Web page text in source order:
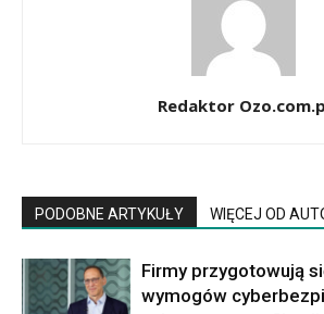
Redaktor
PODOBNE ARTYKUŁY WIĘCEJ OD
Firmy przygotowują
wymogów